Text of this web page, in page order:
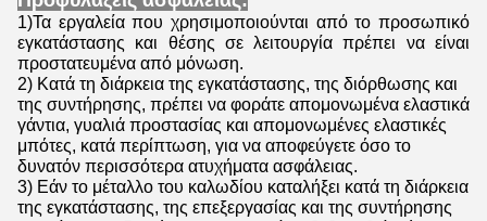
1)Τα εργαλεία που χρησιμοποιούνται από το προσωπικό
εγκατάστασης και θέσης σε λειτουργία πρέπει να είναι
προστατευμένα από μόνωση.
2) Κατά τη διάρκεια της εγκατάστασης, της διόρθωσης και
της συντήρησης, πρέπει να φοράτε απομονωμένα ελαστικά
γάντια, γυαλιά προστασίας και απομονωμένες ελαστικές
μπότες, κατά περίπτωση, για να αποφεύγετε όσο το
δυνατόν περισσότερα ατυχήματα ασφάλειας.
3) Εάν το μέταλλο του καλωδίου καταλήξει κατά τη διάρκεια
της εγκατάστασης, της επεξεργασίας και της συντήρησης